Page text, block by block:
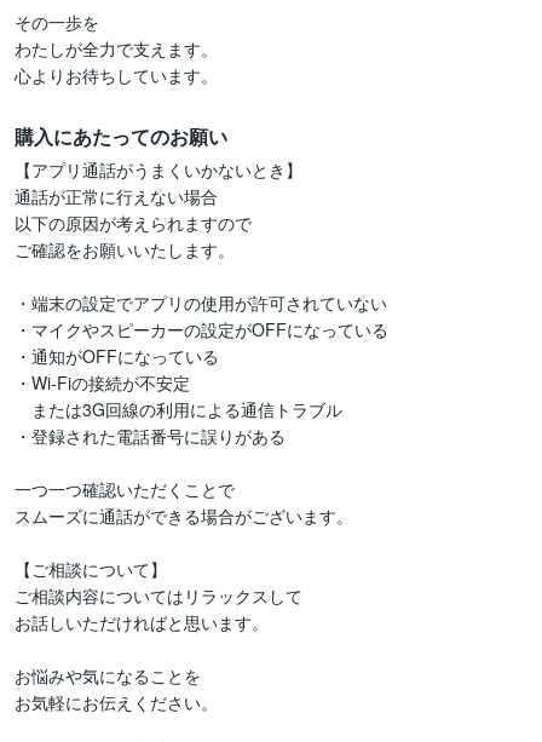
その一歩を
わたしが全力で支えます。
心よりお待ちしています。
購入にあたってのお願い
【アプリ通話がうまくいかないとき】
通話が正常に行えない場合
以下の原因が考えられますので
ご確認をお願いいたします。
・端末の設定でアプリの使用が許可されていない
・マイクやスピーカーの設定がOFFになっている
・通知がOFFになっている
・Wi-Fiの接続が不安定
または3G回線の利用による通信トラブル
・登録された電話番号に誤りがある
一つ一つ確認いただくことで
スムーズに通話ができる場合がございます。
【ご相談について】
ご相談内容についてはリラックスして
お話しいただければと思います。
お悩みや気になることを
お気軽にお伝えください。